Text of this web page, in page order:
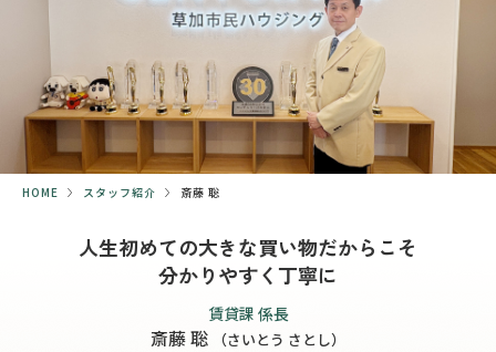
HOME スタッフ紹介 斎藤 聡
人生初めての大きな買い物だからこそ
分かりやすく丁寧に
賃貸課 係長
斎藤 聡 （さいとう さとし）